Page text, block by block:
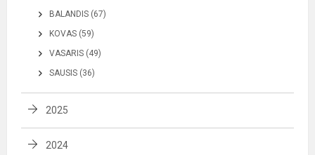
BALANDIS (67)
KOVAS (59)
VASARIS (49)
SAUSIS (36)
2025
2024